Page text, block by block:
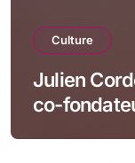
Culture
Julien
co-